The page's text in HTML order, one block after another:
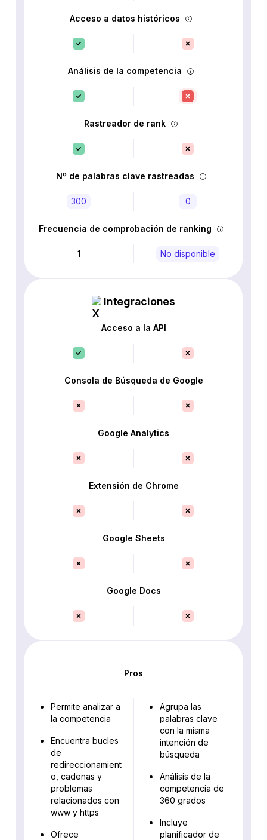
Acceso a datos históricos
Análisis de la competencia
Rastreador de rank
Nº de palabras clave rastreadas
300 0
Frecuencia de comprobación de ranking
1 No disponible
Integraciones
Acceso a la API
Consola de Búsqueda de Google
Google Analytics
Extensión de Chrome
Google Sheets
Google Docs
Pros
Permite analizar a
la competencia
Encuentra bucles
de
redireccionamient
o, cadenas y
problemas
relacionados con
www y https
Ofrece
Agrupa las
palabras clave
con la misma
intención de
búsqueda
Análisis de la
competencia de
360 grados
Incluye
planificador de